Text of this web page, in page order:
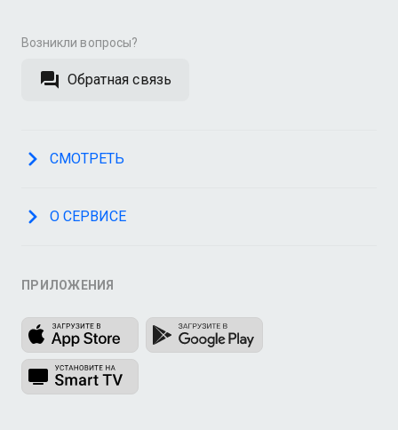
Возникли вопросы?
Обратная связь
СМОТРЕТЬ
О СЕРВИСЕ
ПРИЛОЖЕНИЯ